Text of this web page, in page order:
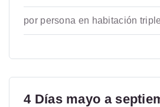
por persona en habitación
4 Días mayo a